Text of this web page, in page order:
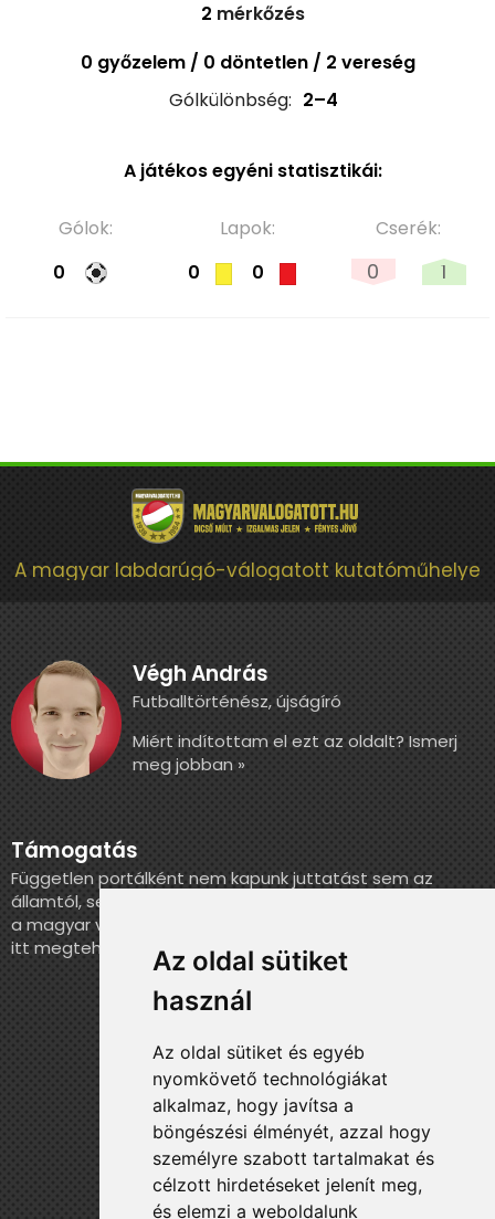
Az oldal sütiket
használ
Az oldal sütiket és egyéb
nyomkövető technológiákat
alkalmaz, hogy javítsa a
böngészési élményét, azzal hogy
személyre szabott tartalmakat és
célzott hirdetéseket jelenít meg,
és elemzi a weboldalunk
2 mérkőzés
0 győzelem / 0 döntetlen / 2 vereség
Gólkülönbség: 2–4
A játékos egyéni statisztikái:
Gólok:
0
Lapok:
0
0
Cserék:
0 1
A magyar labdarúgó-válogatott kutatóműhelye
Végh András
Futballtörténész, újságíró
Miért indítottam el ezt az oldalt? Ismerj
meg jobban »
Támogatás
Független portálként nem kapunk juttatást sem az
államtól, sem más szervezettől. Ha szeretnél segíteni
a magyar válogatott történelmének feldolgozásában,
itt megteheted.